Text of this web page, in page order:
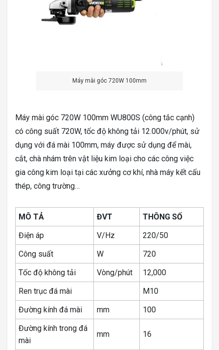
Máy mài góc 720W 100mm
Máy mài góc 720W 100mm WU800S (công tắc cạnh)
có công suất 720W, tốc độ không tải 12.000v/phút, sử
dụng với đá mài 100mm, máy được sử dụng để mài,
cắt, chà nhám trên vật liệu kim loại cho các công việc
gia công kim loại tại các xưởng cơ khí, nhà máy kết cấu
thép, công trường…
MÔ TẢ ĐVT
THÔNG SỐ
Điện áp
V/Hz
220/50
Công suất
W
720
Tốc độ không tải
Vòng/phút
12,000
Ren trục đá mài
M10
Đường kính đá mài
mm
100
Đường kính trong đá
mài
mm 16